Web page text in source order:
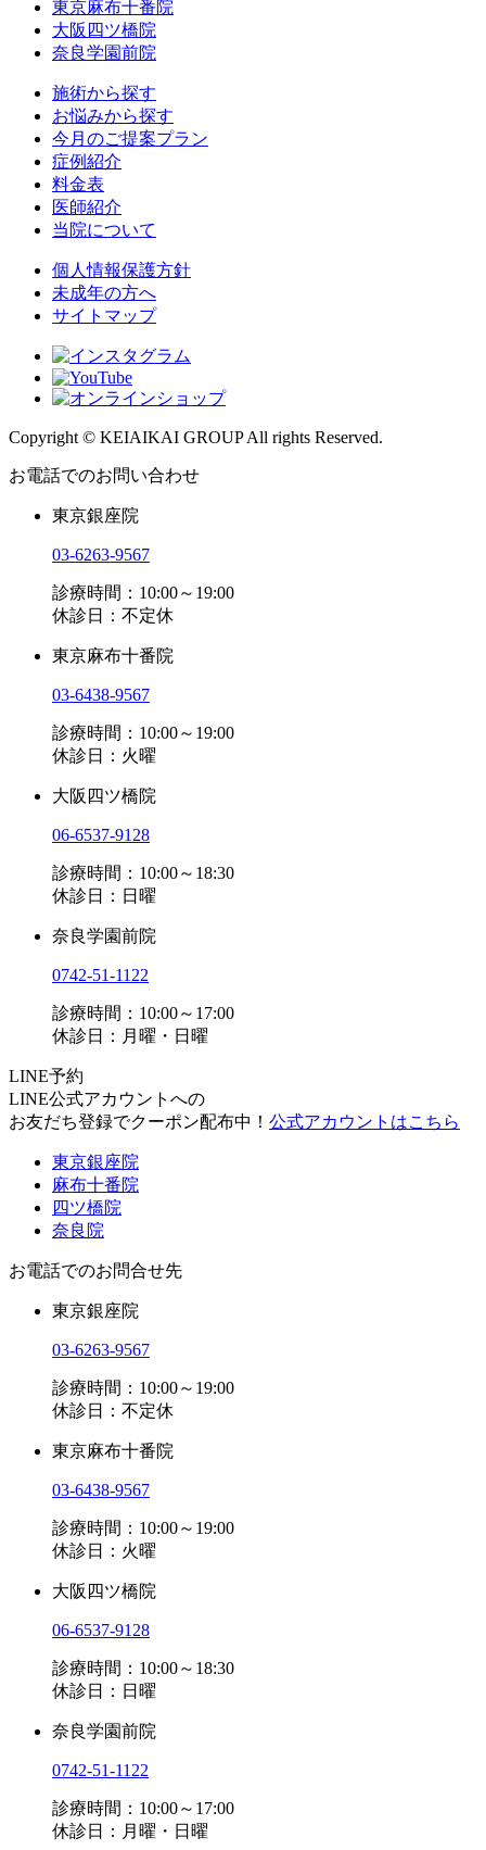
東京麻布十番院
大阪四ツ橋院
奈良学園前院
施術から探す
お悩みから探す
今月のご提案プラン
症例紹介
料金表
医師紹介
当院について
個人情報保護方針
未成年の方へ
サイトマップ
Copyright © KEIAIKAI GROUP All rights Reserved.
お電話でのお問い合わせ
東京銀座院
03-6263-9567
診療時間：10:00～19:00
休診日：不定休
東京麻布十番院
03-6438-9567
診療時間：10:00～19:00
休診日：火曜
大阪四ツ橋院
06-6537-9128
診療時間：10:00～18:30
休診日：日曜
奈良学園前院
0742-51-1122
診療時間：10:00～17:00
休診日：月曜・日曜
LINE予約
LINE公式アカウントへの
お友だち登録でクーポン配布中！ 公式アカウントはこちら
東京銀座院
麻布十番院
四ツ橋院
奈良院
お電話でのお問合せ先
東京銀座院
03-6263-9567
診療時間：10:00～19:00
休診日：不定休
東京麻布十番院
03-6438-9567
診療時間：10:00～19:00
休診日：火曜
大阪四ツ橋院
06-6537-9128
診療時間：10:00～18:30
休診日：日曜
奈良学園前院
0742-51-1122
診療時間：10:00～17:00
休診日：月曜・日曜